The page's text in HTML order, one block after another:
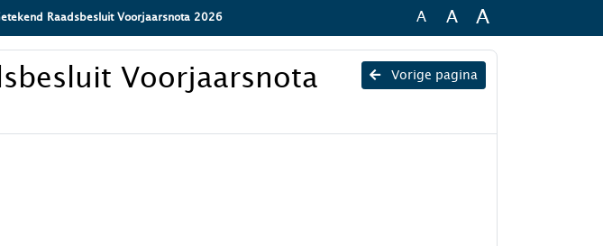
Raadsbesluit Voorjaarsnota 2026 A A A
Vorige pagina
Voorjaarsnota